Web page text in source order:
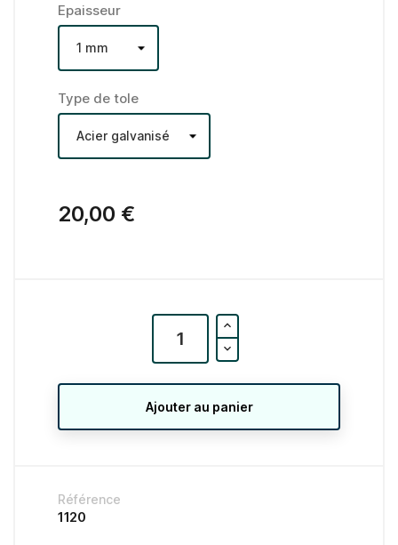
Epaisseur
Type de tole
20,00 €
Ajouter au panier
Référence
1120